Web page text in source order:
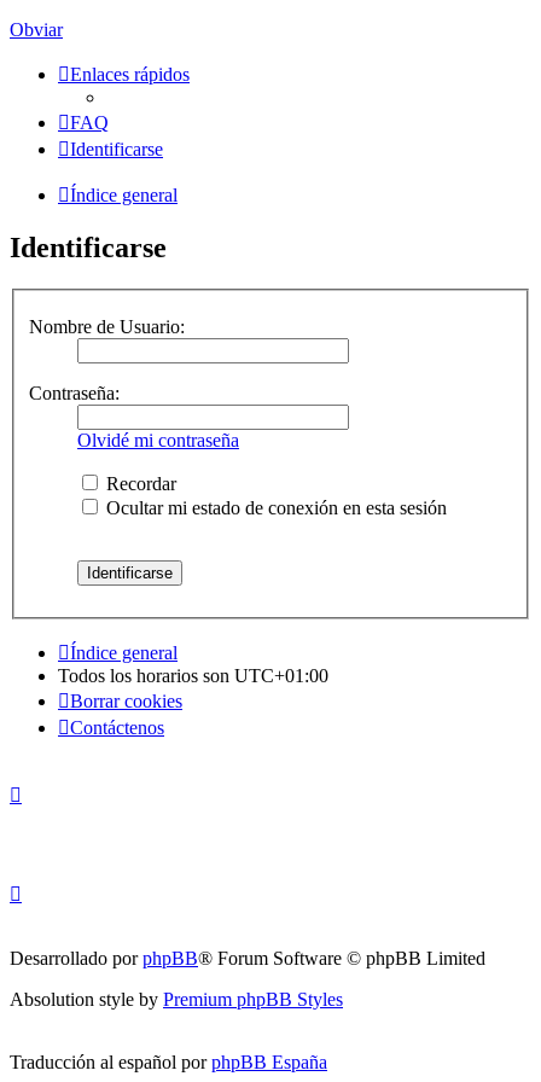
Obviar
Enlaces rápidos
FAQ
Identificarse
Índice general
Identificarse
Nombre de Usuario:
Contraseña:
Olvidé mi contraseña
Recordar
Ocultar mi estado de conexión en esta sesión
Índice general
Todos los horarios son UTC+01:00
Borrar cookies
Contáctenos
Desarrollado porphpBB® Forum Software © phpBB Limited
Absolution style by Premium phpBB Styles
Traducción al español porphpBB España